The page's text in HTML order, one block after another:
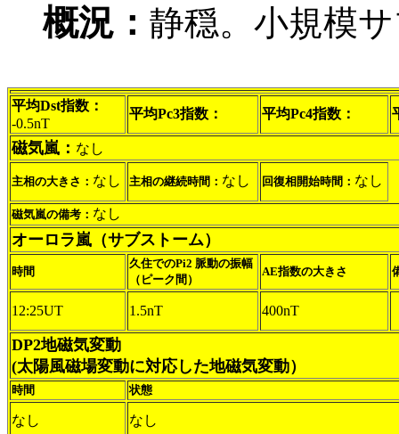
概況： 静穏。小規模
平均Dst指数：
-0.5nT
平均Pc3指数： 平均Pc4指数：
磁気嵐： なし
主相の大きさ： なし 主相の継続時間： なし 回復相開始時間： なし
磁気嵐の備考： なし
オーロラ嵐（サブストーム）
時間
久住でのPi2 脈動の振幅
（ピーク間）
AE指数の大きさ
12:25UT 1.5nT 400nT
DP2地磁気変動
(太陽風磁場変動に対応した地磁気変動）
時間 状態
なし なし